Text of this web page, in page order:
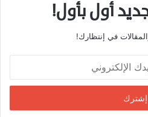
أول بأول!
في إنتظارك!